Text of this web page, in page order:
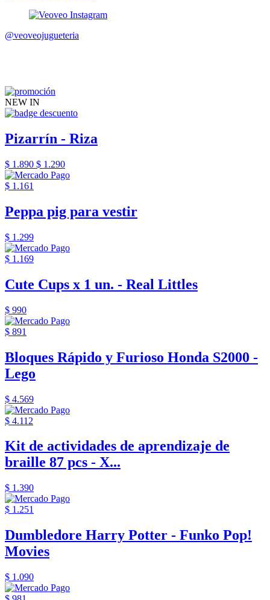
@veoveojugueteria
NEW IN
Pizarrín - Riza
$ 1.890 $ 1.290
$ 1.161
Peppa pig para vestir
$ 1.299
$ 1.169
Cute Cups x 1 un. - Real Littles
$ 990
$ 891
Bloques Rápido y Furioso Honda S2000 -
Lego
$ 4.569
$ 4.112
Kit de actividades de aprendizaje de
braille 87 pcs - X...
$ 1.390
$ 1.251
Dumbledore Harry Potter - Funko Pop!
Movies
$ 1.090